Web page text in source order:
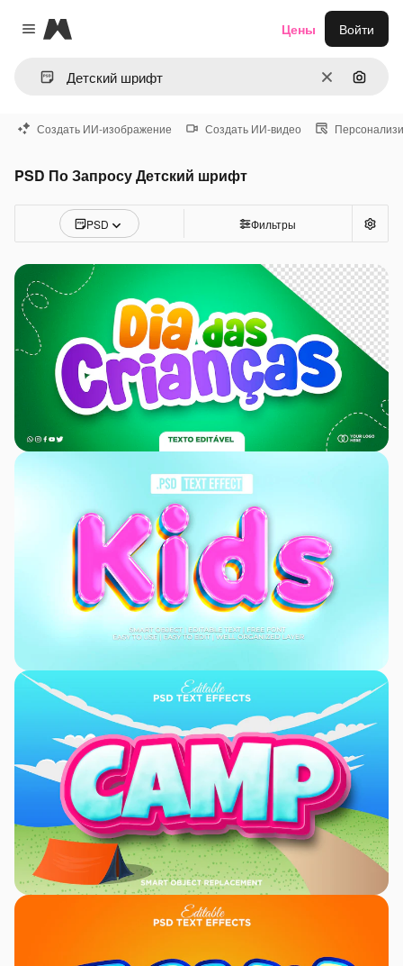
Close menu
Magnific
ОчиститьПоиск
Цены Войти
Создать ИИ-изображение Создать ИИ-видео
PSD По Запросу Детский шрифт
PSD Фильтры